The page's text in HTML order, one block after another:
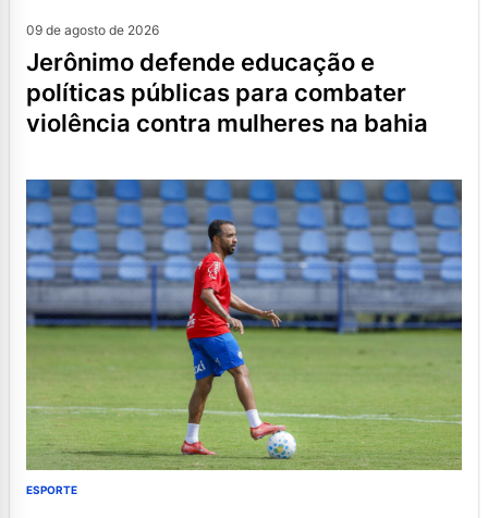
09 de agosto de 2026
jerônimo defende educação e
políticas públicas para combater
violência contra mulheres na bahia
ESPORTE